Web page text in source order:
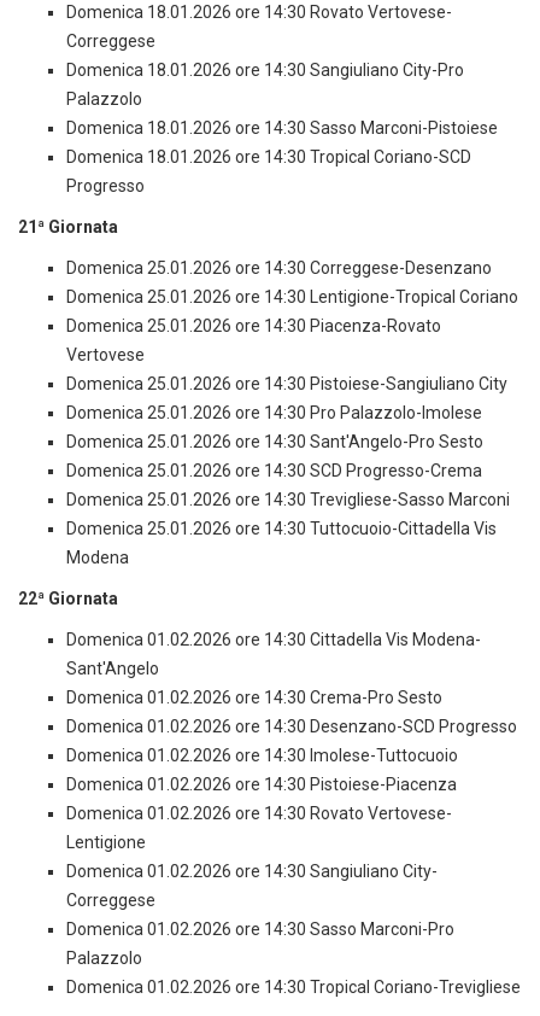
Domenica 18.01.2026 ore 14:30 Rovato Vertovese-
Correggese
Domenica 18.01.2026 ore 14:30 Sangiuliano City-Pro
Palazzolo
Domenica 18.01.2026 ore 14:30 Sasso Marconi-Pistoiese
Domenica 18.01.2026 ore 14:30 Tropical Coriano-SCD
Progresso
21ª Giornata
Domenica 25.01.2026 ore 14:30 Correggese-Desenzano
Domenica 25.01.2026 ore 14:30 Lentigione-Tropical Coriano
Domenica 25.01.2026 ore 14:30 Piacenza-Rovato
Vertovese
Domenica 25.01.2026 ore 14:30 Pistoiese-Sangiuliano City
Domenica 25.01.2026 ore 14:30 Pro Palazzolo-Imolese
Domenica 25.01.2026 ore 14:30 Sant'Angelo-Pro Sesto
Domenica 25.01.2026 ore 14:30 SCD Progresso-Crema
Domenica 25.01.2026 ore 14:30 Trevigliese-Sasso Marconi
Domenica 25.01.2026 ore 14:30 Tuttocuoio-Cittadella Vis
Modena
22ª Giornata
Domenica 01.02.2026 ore 14:30 Cittadella Vis Modena-
Sant'Angelo
Domenica 01.02.2026 ore 14:30 Crema-Pro Sesto
Domenica 01.02.2026 ore 14:30 Desenzano-SCD Progresso
Domenica 01.02.2026 ore 14:30 Imolese-Tuttocuoio
Domenica 01.02.2026 ore 14:30 Pistoiese-Piacenza
Domenica 01.02.2026 ore 14:30 Rovato Vertovese-
Lentigione
Domenica 01.02.2026 ore 14:30 Sangiuliano City-
Correggese
Domenica 01.02.2026 ore 14:30 Sasso Marconi-Pro
Palazzolo
Domenica 01.02.2026 ore 14:30 Tropical Coriano-Trevigliese